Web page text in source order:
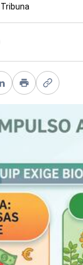
Tribuna
LinkedIn
PrintCopy